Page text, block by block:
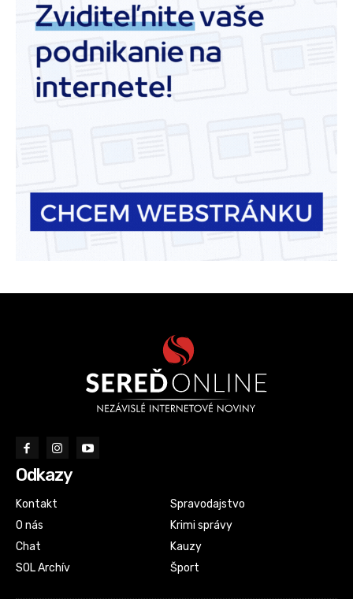
Odkazy
Kontakt
O nás
Chat
SOL Archív
Spravodajstvo
Krimi správy
Kauzy
Šport